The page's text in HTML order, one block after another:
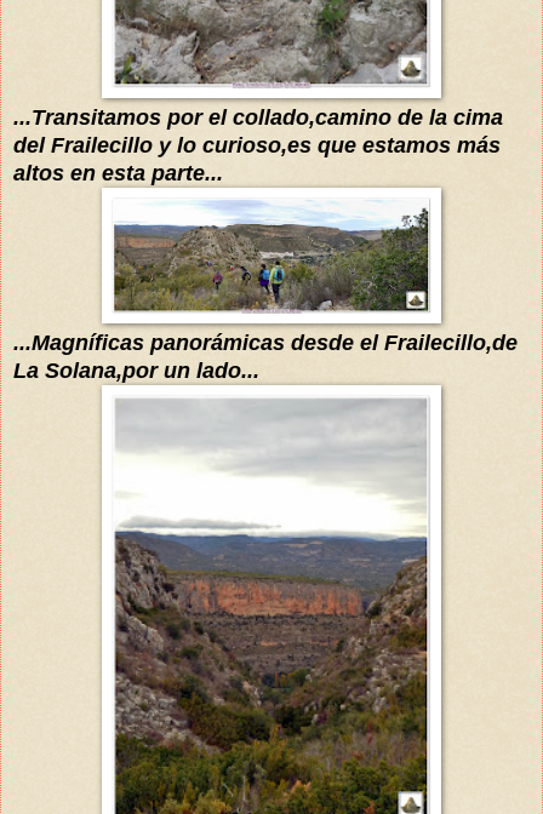
...Transitamos por el collado,camino de la cima
del Frailecillo y lo curioso,es que estamos más
altos en esta parte...
...Magníficas panorámicas desde el Frailecillo,de
La Solana,por un lado...